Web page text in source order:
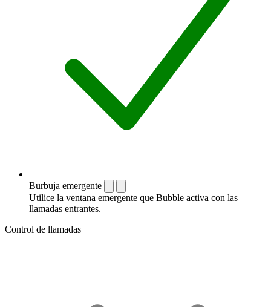
Burbuja emergente
Utilice la ventana emergente que Bubble activa con las
llamadas entrantes.
Control de llamadas